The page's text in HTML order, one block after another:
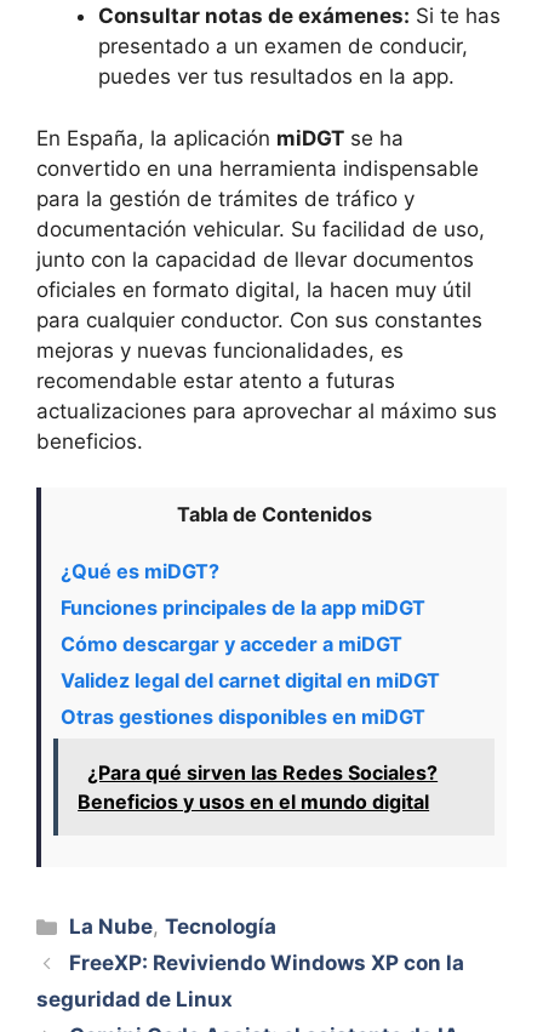
Consultar notas de exámenes: Si te has
presentado a un examen de conducir,
puedes ver tus resultados en la app.
En España, la aplicación miDGT se ha
convertido en una herramienta indispensable
para la gestión de trámites de tráfico y
documentación vehicular. Su facilidad de uso,
junto con la capacidad de llevar documentos
oficiales en formato digital, la hacen muy útil
para cualquier conductor. Con sus constantes
mejoras y nuevas funcionalidades, es
recomendable estar atento a futuras
actualizaciones para aprovechar al máximo sus
beneficios.
Tabla de Contenidos
¿Qué es miDGT?
Funciones principales de la app miDGT
Cómo descargar y acceder a miDGT
Validez legal del carnet digital en miDGT
Otras gestiones disponibles en miDGT
¿Para qué sirven las Redes Sociales?
Beneficios y usos en el mundo digital
Categorías
La Nube,Tecnología
FreeXP: Reviviendo Windows XP con la
seguridad de Linux